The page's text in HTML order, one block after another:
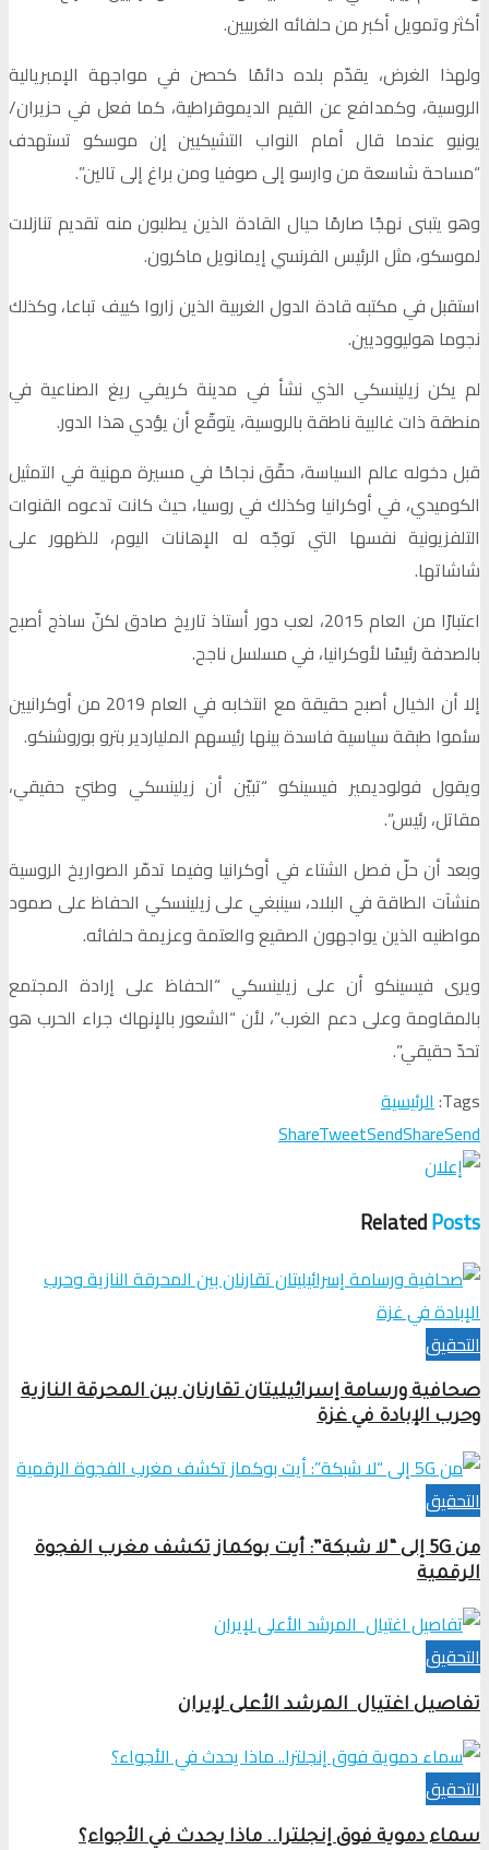
أكثر وتمويل أكبر من حلفائه الغربيين.
ولهذا الغرض، يقدّم بلده دائمًا كحصن في مواجهة الإمبريالية
الروسية، وكمدافع عن القيم الديموقراطية، كما فعل في حزيران/
يونيو عندما قال أمام النواب التشيكيين إن موسكو تستهدف
“مساحة شاسعة من وارسو إلى صوفيا ومن براغ إلى تالين”.
وهو يتبنى نهجًا صارمًا حيال القادة الذين يطلبون منه تقديم تنازلات
لموسكو، مثل الرئيس الفرنسي إيمانويل ماكرون.
استقبل في مكتبه قادة الدول الغربية الذين زاروا كييف تباعا، وكذلك
نجوما هوليووديين.
لم يكن زيلينسكي الذي نشأ في مدينة كريفي ريغ الصناعية في
منطقة ذات غالبية ناطقة بالروسية، يتوقّع أن يؤدي هذا الدور.
قبل دخوله عالم السياسة، حقّق نجاحًا في مسيرة مهنية في التمثيل
الكوميدي، في أوكرانيا وكذلك في روسيا، حيث كانت تدعوه القنوات
التلفزيونية نفسها التي توجّه له الإهانات اليوم، للظهور على
شاشاتها.
اعتبارًا من العام 2015، لعب دور أستاذ تاريخ صادق لكنّ ساذج أصبح
بالصدفة رئيسًا لأوكرانيا، في مسلسل ناجح.
إلا أن الخيال أصبح حقيقة مع انتخابه في العام 2019 من أوكرانيين
سئموا طبقة سياسية فاسدة بينها رئيسهم الملياردير بترو بوروشنكو.
ويقول فولوديمير فيسينكو “تبيّن أن زيلينسكي وطنيّ حقيقي،
مقاتل، رئيس”.
وبعد أن حلّ فصل الشتاء في أوكرانيا وفيما تدمّر الصواريخ الروسية
منشآت الطاقة في البلاد، سينبغي على زيلينسكي الحفاظ على صمود
مواطنيه الذين يواجهون الصقيع والعتمة وعزيمة حلفائه.
ويرى فيسينكو أن على زيلينسكي “الحفاظ على إرادة المجتمع
بالمقاومة وعلى دعم الغرب”، لأن “الشعور بالإنهاك جراء الحرب هو
تحدّ حقيقي”.
Tags: الرئيسية
ShareTweetSendShareSend
RelatedPosts
التحقیق
صحافية ورسامة إسرائيليتان تقارنان بين المحرقة النازية
وحرب الإبادة في غزة
التحقیق
من 5G إلى “لا شبكة”: أيت بوكماز تكشف مغرب الفجوة
الرقمية
التحقیق
تفاصيل اغتيال المرشد الأعلى لإيران
التحقیق
سماء دموية فوق إنجلترا.. ماذا يحدث في الأجواء؟